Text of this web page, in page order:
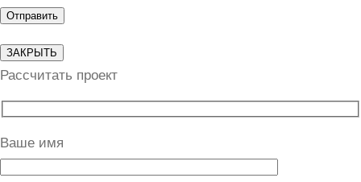
ЗАКРЫТЬ
Рассчитать проект
Ваше имя